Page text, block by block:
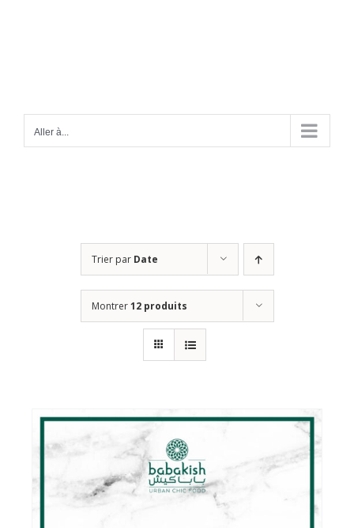
Aller à...
Trier par Date
Montrer12 produits